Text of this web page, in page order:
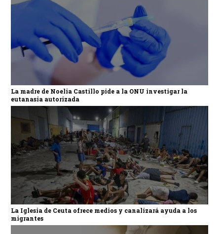
La madre de Noelia Castillo pide a la ONU investigar la
eutanasia autorizada
La Iglesia de Ceuta ofrece medios y canalizará ayuda a los
migrantes